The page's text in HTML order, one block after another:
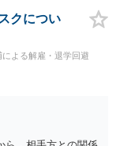
クについ
による解雇・退学回避